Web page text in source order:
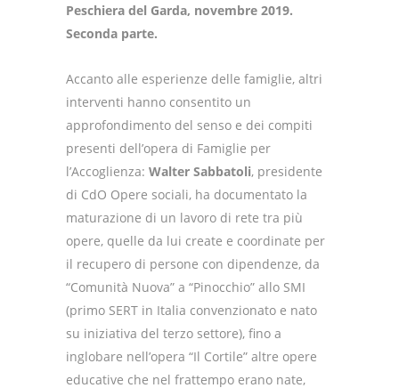
Peschiera del Garda, novembre 2019.
Seconda parte.
Accanto alle esperienze delle famiglie, altri
interventi hanno consentito un
approfondimento del senso e dei compiti
presenti dell’opera di Famiglie per
l’Accoglienza: Walter Sabbatoli, presidente
di CdO Opere sociali, ha documentato la
maturazione di un lavoro di rete tra più
opere, quelle da lui create e coordinate per
il recupero di persone con dipendenze, da
“Comunità Nuova” a “Pinocchio” allo SMI
(primo SERT in Italia convenzionato e nato
su iniziativa del terzo settore), fino a
inglobare nell’opera “Il Cortile” altre opere
educative che nel frattempo erano nate,